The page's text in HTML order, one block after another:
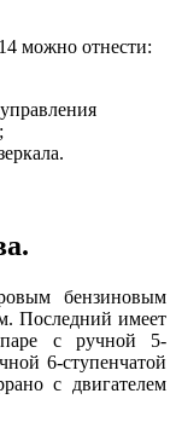
можно отнести:
бензиновым
Последний имеет
с ручной 5-
6-ступенчатой
с двигателем